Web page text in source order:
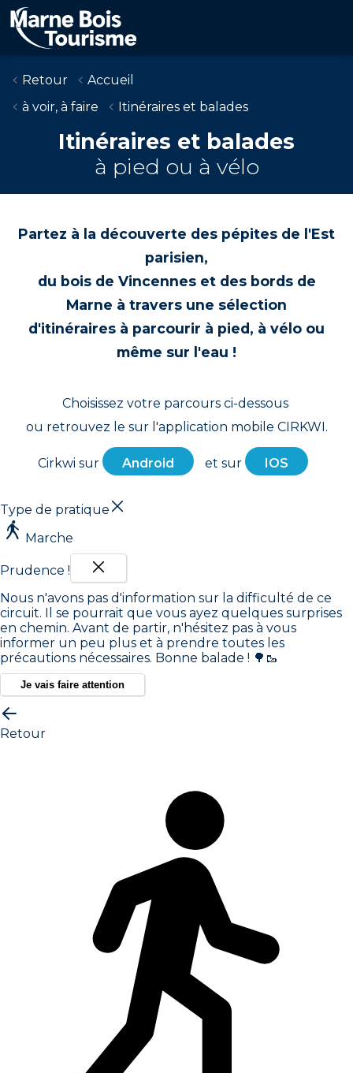
Aller
au
contenu
principal
Retour
Accueil
à voir, à faire
Itinéraires et balades
Itinéraires et balades
à pied ou à vélo
Partez à la découverte des pépites de l'Est
parisien,
du bois de Vincennes et des bords de
Marne à travers une sélection
d'itinéraires à parcourir à pied, à vélo ou
même sur l'eau !
Choisissez votre parcours ci-dessous
ou retrouvez le sur l'application mobile CIRKWI.
Cirkwi sur Android et sur IOS
Type de pratique
Marche
Prudence !
Nous n'avons pas d'information sur la difficulté de ce
circuit. Il se pourrait que vous ayez quelques surprises
en chemin. Avant de partir, n'hésitez pas à vous
informer un peu plus et à prendre toutes les
précautions nécessaires. Bonne balade ! 🌳🥾
Je vais faire attention
Retour